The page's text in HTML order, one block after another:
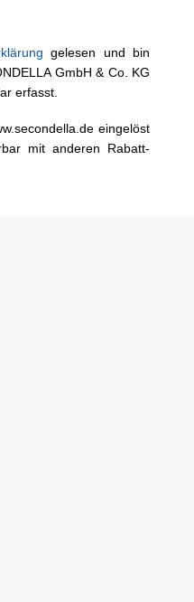
gelesen und bin
GmbH & Co. KG
erfasst.
eingelöst
mit anderen Rabatt-